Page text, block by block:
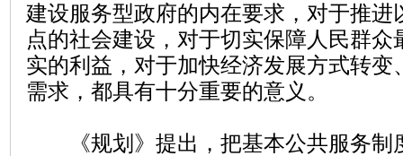
建设服务型政府的内在要求，对于推进
点的社会建设，对于切实保障人民群
实的利益，对于加快经济发展方式转变
需求，都具有十分重要的意义。
《规划》提出，把基本公共服务制